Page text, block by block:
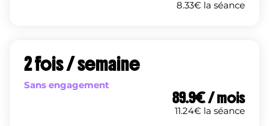
8.33€ la séance
2 fois / semaine
Sans engagement
89.9€ / mois
11.24€ la séance